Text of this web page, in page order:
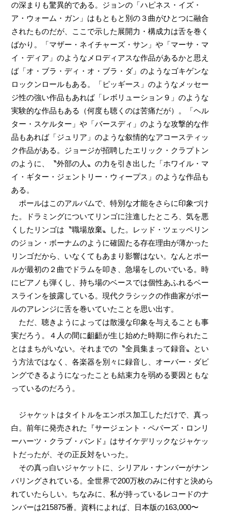
の深まりも驚異的である。ジョンの「ハピネス・イズ・
ア・ウォーム・ガン」はもともと別の３曲がひとつに融合
されたものだが、ここで示した展開力・構成力は舌を巻く
ばかり。「マザー・ネイチャーズ・サン」や「マーサ・マ
イ・ディア」のようなメロディアスな作品があるかと思え
ば「オ・ブラ・ディ・オ・ブラ・ダ」のようなゴキゲンな
ロックンロールもある。「ピッギース」のようなメッセー
ジ性の強い作品もあれば「レボリューション９」のような
実験的な作品もある（何度も聴くのは苦痛だが）。「ヘル
ター・スケルター」や「バースディ」のような攻撃的な作
品もあれば「ジュリア」のような叙情的なアコースティッ
ク作品がある。ジョージが招聘したエリック・クラプトン
のように、〝外部の人〟の力を引き出した「ホワイル・マ
イ・ギター・ジェントリー・ウィープス」のような作品も
ある。
ポールはこのアルバムで、特別な才能をさらに印象づけ
た。ドラミングについてリンゴに注進したところ、気を悪
くしたリンゴは〝職場放棄〟した。レッド・ツェッペリン
のジョン・ボーナムのように確固たる存在理由が薄かった
リンゴだから、いなくてもあまり影響はない。なんとポー
ルが最初の２曲でドラムを叩き、急場をしのいでいる。時
にピアノも弾くし、持ち場のベースでは個性あふれるベー
スラインを披露している。現代クラシックの作曲家がポー
ルのアレンジに舌を巻いていたことを思い出す。
ただ、聴きようによっては散漫な印象を与えることも事
実だろう。４人の間に齟齬が生じ始めた時期に作られたこ
とはまちがいない。それまでの〝全員集まって録音〟とい
う方法ではなく、各楽器を別々に録音し、オーバー・ダビ
ングできるようになったことも結束力を弱める要因ともな
っているのだろう。
ジャケットはタイトルをエンボス加工しただけで、真っ
白。前年に発売された『サージェント・ペパーズ・ロンリ
ーハーツ・クラブ・バンド』はサイケデリックなジャケッ
トだったが、その正反対をいった。
その真っ白いジャケットに、シリアル・ナンバーがナン
バリングされている。全世界で200万枚のみに付すと決めら
れていたらしい。ちなみに、私が持っているレコードのナ
ンバーは215875番。資料によれば、日本版の163,000〜